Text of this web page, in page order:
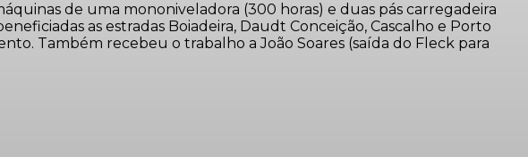
de uma mononiveladora (300 horas) e duas pás carregadeira
as estradas Boiadeira, Daudt Conceição, Cascalho e Porto
Também recebeu o trabalho a João Soares (saída do Fleck para